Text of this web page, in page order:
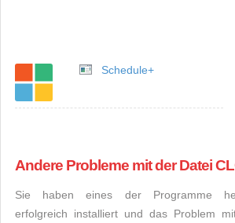
Schedule+
Andere Probleme mit der Datei
Sie haben eines der Programme
erfolgreich installiert und das Problem